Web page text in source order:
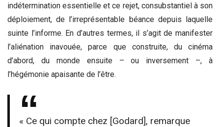
indétermination essentielle et ce rejet, consubstantiel à son
déploiement, de l’irreprésentable béance depuis laquelle
suinte l’informe. En d’autres termes, il s’agit de manifester
l’aliénation inavouée, parce que construite, du cinéma
d’abord, du monde ensuite – ou inversement –, à
l’hégémonie apaisante de l’être.
« Ce qui compte chez [Godard], remarque